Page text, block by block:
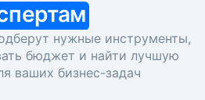
нужные инструменты,
бюджет и найти лучшую
ваших бизнес-задач